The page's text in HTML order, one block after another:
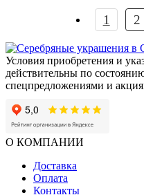
чувства. Серебро – один из
способен передать эти
1 2
Условия приобретения и
действительны по
спецпредложениями и
О КОМПАНИИ
Доставка
Оплата
Контакты